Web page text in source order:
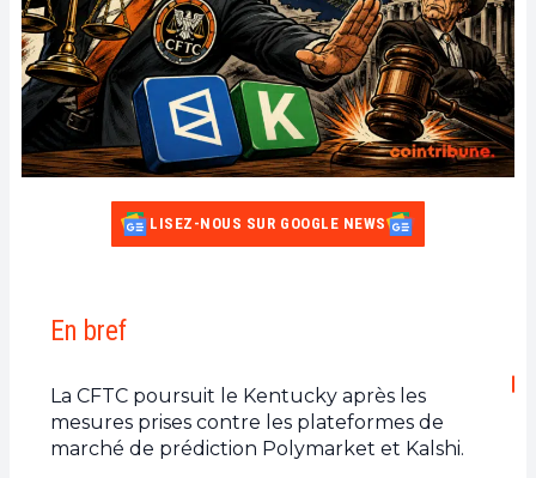
LISEZ-NOUS SUR GOOGLE NEWS
En bref
La CFTC poursuit le Kentucky après les
mesures prises contre les plateformes de
marché de prédiction Polymarket et Kalshi.